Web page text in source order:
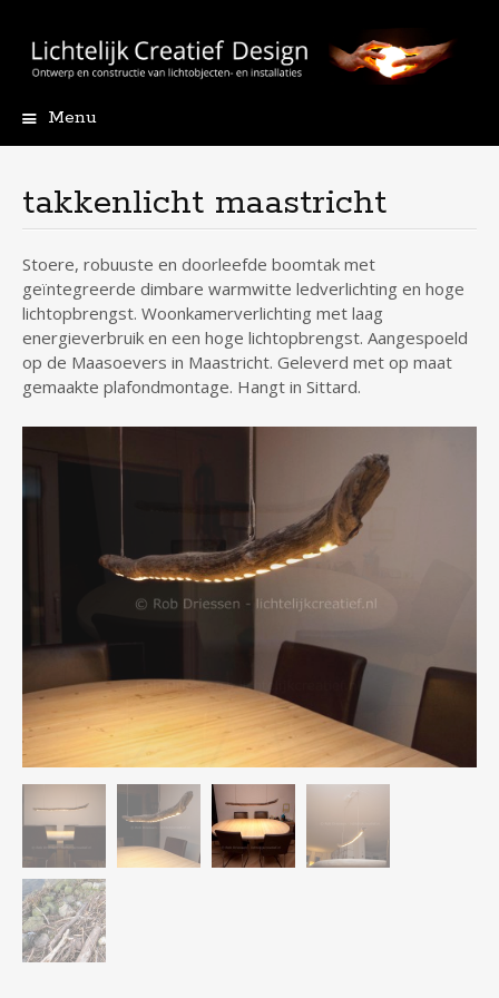
Menu
takkenlicht maastricht
Stoere, robuuste en doorleefde boomtak met
geïntegreerde dimbare warmwitte ledverlichting en hoge
lichtopbrengst. Woonkamerverlichting met laag
energieverbruik en een hoge lichtopbrengst. Aangespoeld
op de Maasoevers in Maastricht. Geleverd met op maat
gemaakte plafondmontage. Hangt in Sittard.